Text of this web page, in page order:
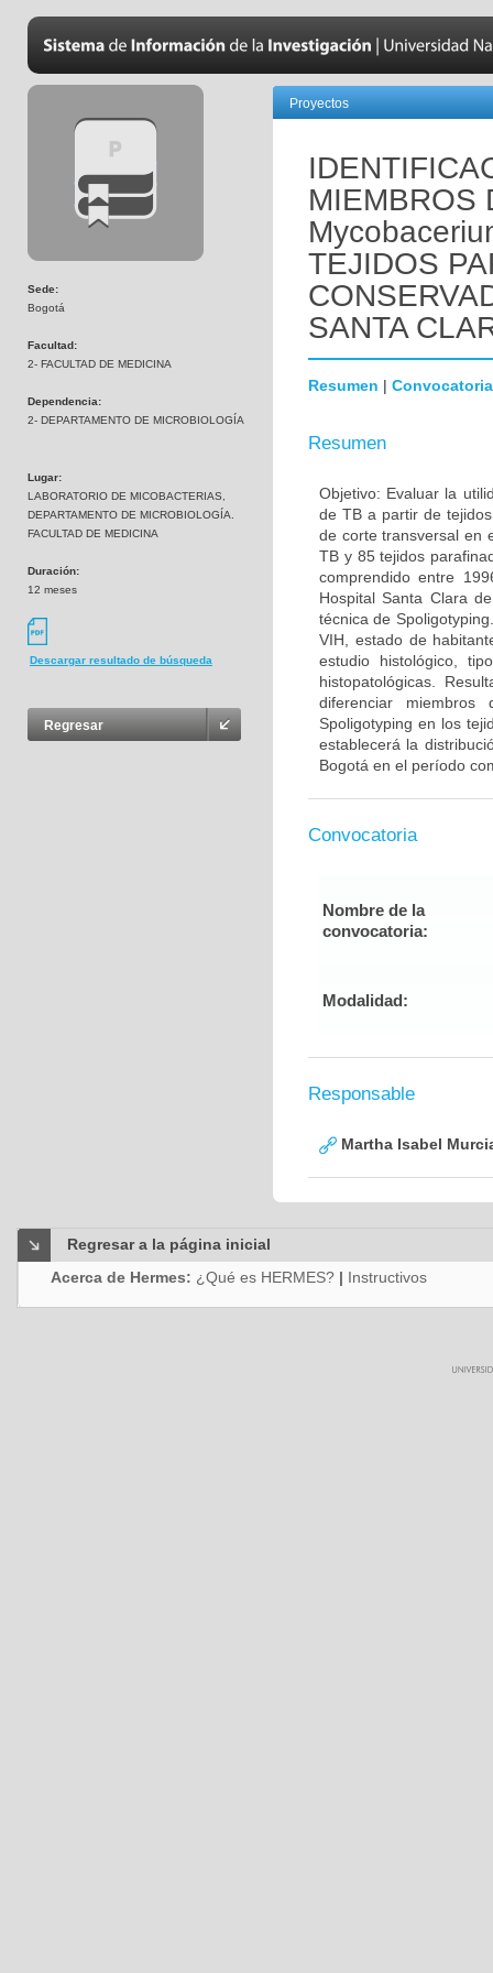
Sede:
Bogotá
Facultad:
2- FACULTAD DE MEDICINA
Dependencia:
2- DEPARTAMENTO DE MICROBIOLOGÍA
Lugar:
LABORATORIO DE MICOBACTERIAS,
DEPARTAMENTO DE MICROBIOLOGÍA.
FACULTAD DE MEDICINA
Duración:
12 meses
Descargar resultado de búsqueda
Regresar
Proyectos
MIEMBROS
TEJIDOS
SANTA
Resumen | Convocatoria
Resumen
Objetivo: Evaluar la
de TB a partir de
de corte transversal en
TB y 85 tejidos
comprendido entre
Hospital Santa Clara
técnica de
VIH, estado de
estudio histológico,
histopatológicas.
diferenciar miembros
Spoligotyping en los
establecerá la
Bogotá en el período
Convocatoria
Nombre de la
convocatoria:
Modalidad:
Responsable
Martha Isabel
Regresar a la página inicial
Acerca de Hermes: ¿Qué es HERMES? | Instructivos